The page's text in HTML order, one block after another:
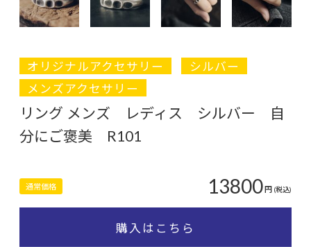
オリジナルアクセサリー
シルバー
メンズアクセサリー
リング メンズ レディス シルバー 自
分にご褒美 R101
通常価格 13800円 (税込)
購入はこちら